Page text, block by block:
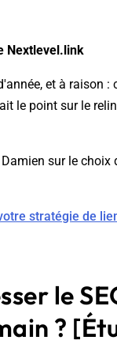
Nextlevel.link
et à raison
le point sur le
sur le
stratégie de
le
?